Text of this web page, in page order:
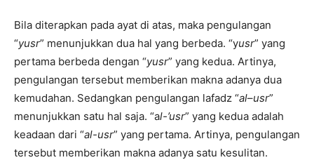
Bila diterapkan pada ayat di atas, maka pengulangan
“yusr” menunjukkan dua hal yang berbeda. “yusr” yang
pertama berbeda dengan “yusr” yang kedua. Artinya,
pengulangan tersebut memberikan makna adanya dua
kemudahan. Sedangkan pengulangan lafadz “al–usr”
menunjukkan satu hal saja. “al-’usr” yang kedua adalah
keadaan dari “al-usr” yang pertama. Artinya, pengulangan
tersebut memberikan makna adanya satu kesulitan.